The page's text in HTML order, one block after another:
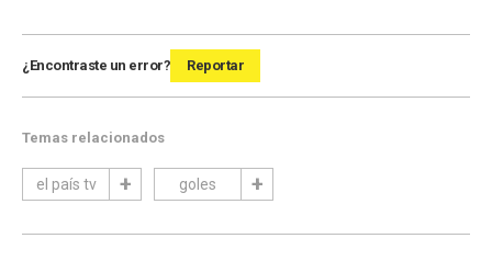
¿Encontraste un error? Reportar
Temas relacionados
el país tv goles